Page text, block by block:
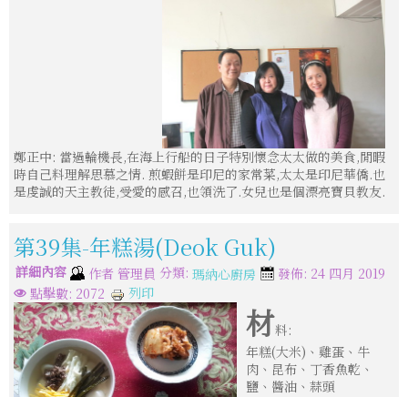
鄭正中: 當過輪機長,在海上行船的日子特別懷念太太做的美食,閒暇
時自己料理解思慕之情. 煎蝦餅是印尼的家常菜,太太是印尼華僑.也
是虔誠的天主教徒,受愛的感召,也領洗了.女兒也是個漂亮寶貝教友.
第39集-年糕湯(Deok Guk)
詳細內容 作者 管理員 分類: 瑪納心廚房
發佈: 24 四月 2019
點擊數: 2072
列印
材料:
年糕(大米)、雞蛋、牛
肉、昆布、丁香魚乾、
鹽、醬油、蒜頭